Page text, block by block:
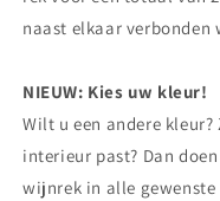
naast elkaar verbonden
NIEUW: Kies uw kleur!
Wilt u een andere
interieur past? Dan
wijnrek in alle gewenste